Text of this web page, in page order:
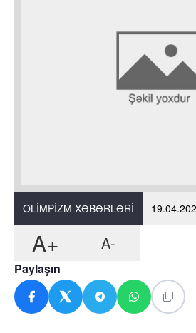
OLIMPIZM XƏBƏRLƏRI
A+ A-
Paylaşın